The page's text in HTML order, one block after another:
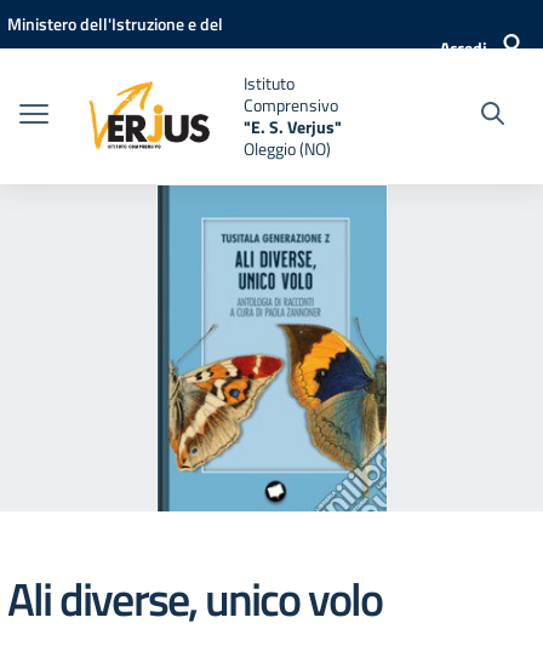
Vai ai contenuti
Vai al menu di navigazione
Vai al footer
Ministero dell'Istruzione e del
Accedi
Istituto
Comprensivo
"E. S. Verjus"
Oleggio (NO)
Ali diverse, unico volo